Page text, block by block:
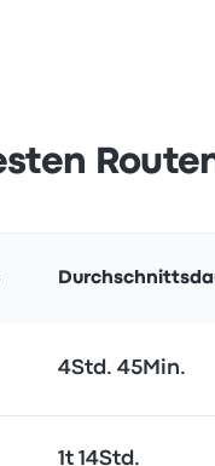
4Std. 45Min.
1t 14Std.